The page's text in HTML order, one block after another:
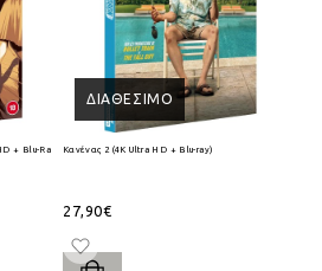
+ Blu-Ray
ΔΙΑΘΈΣΙΜΟ
Κανένας 2 (4K Ultra HD + Blu-ray)
27,90€